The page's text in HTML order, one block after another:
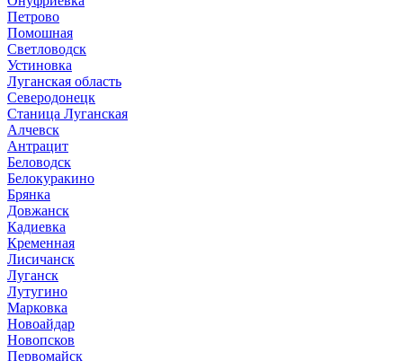
Петрово
Помошная
Светловодск
Устиновка
Луганская область
Северодонецк
Станица Луганская
Алчевск
Антрацит
Беловодск
Белокуракино
Брянка
Довжанск
Кадиевка
Кременная
Лисичанск
Луганск
Лутугино
Марковка
Новоайдар
Новопсков
Первомайск